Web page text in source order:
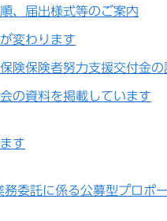
、届出様式等のご案内
変わります
険保険者努力支援交付金の
の資料を掲載しています
す
委託に係る公募型プロポ